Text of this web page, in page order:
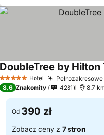
5 KategoriaHotel
DoubleTree by Hilton
8,6 Znakomity 4281 8.7
Od 390 zł
Zobacz ceny z 7 stron